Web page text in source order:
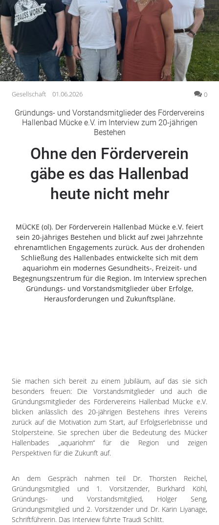
Gesundheit
Lifestyle
Wirtschaft
Vogelsberg
Alsfeld
Lauterbach
Homberg
Ohm
Schotten
Schlitz
Antrifttal
Freiensteinau
Gemünden
Grebenau
Grebenhain
Herbstein
Kirtorf
Schwalm
Fulda
Gießen
Impressum
Datenschutzerklärung
Gesellschaft 01.06.2026 0
Gründungs- und Vorstandsmitglieder des Fördervereins
Hallenbad Mücke e.V. im Interview zum 20-jährigen
Bestehen
Ohne den Förderverein
gäbe es das Hallenbad
heute nicht mehr
MÜCKE (ol). Der Förderverein Hallenbad Mücke e.V. feiert
sein 20-jähriges Bestehen und blickt auf zwei Jahrzehnte
ehrenamtlichen Engagements zurück. Aus der drohenden
Schließung des Hallenbades entwickelte sich mit dem
aquariohm ein modernes Gesundheits-, Freizeit- und
Begegnungszentrum für die Region. Im Interview sprechen
Gründungs- und Vorstandsmitglieder über Erfolge,
Herausforderungen und Zukunftspläne.
Sie machen sich bereit zu einem Jubiläum, auf das sie sich
besonders freuen: Die Vorstandsmitglieder und auch die
Gründungsmitglieder des Fördervereins Hallenbad Mücke e.V.
blicken anlässlich des 20-jährigen Bestehens ihres Vereins
zurück auf die Motivation zum Start, auf Erfolgserlebnisse und
Stolpersteine. Sie sprechen über die Bedeutung des Mücker
Hallenbades „aquariohm“ für die Region und zeigen
Perspektiven für die Zukunft auf.
An dem Gespräch nahmen teil Dr. Thorsten Reichel,
Gründungsmitglied und 1. Vorsitzender, Burkhard Köhl,
Gründungs- und Vorstandsmitglied, Holger Seng,
Gründungsmitglied und 2. Vorsitzender und Dr. Karin Liyanage,
Schriftführerin. Das Interview führte Traudi Schlitt.